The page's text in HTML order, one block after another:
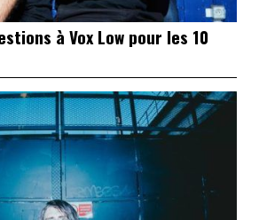
à Vox Low pour les 10